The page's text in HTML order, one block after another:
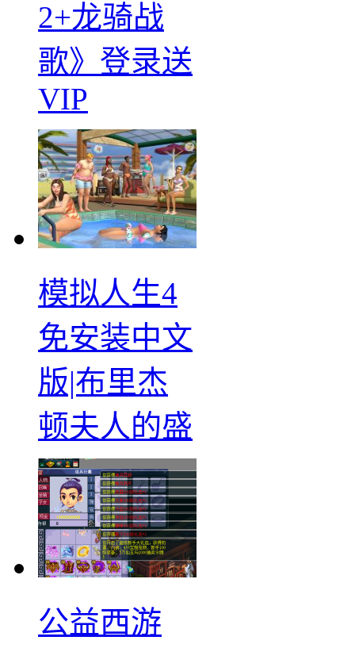
2+龙骑战
歌》登录送
VIP
模拟人生4
免安装中文
版|布里杰
顿夫人的盛
公益西游